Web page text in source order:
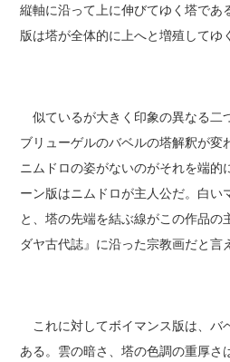
縦軸に沿って上に伸びてゆく塔であ
版は塔が全体的に上へと増殖してゆ
似ているが大きく印象の異なる二
ブリューゲルのバベルの塔解釈が変
ニムドロの姿がないのがそれを端的
ーン版はニムドロが主人公だ。白い
と、塔の先端を結ぶ線がこの作品
ダヤ古代誌』に沿った宗教画だと言
これに対してボイマンス版は、バ
ある。雲の暗さ、塔の色調の重厚さ